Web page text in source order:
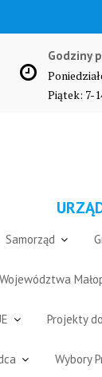
Godziny
Piątek: 7-
Samorząd
Projekty
Wybory